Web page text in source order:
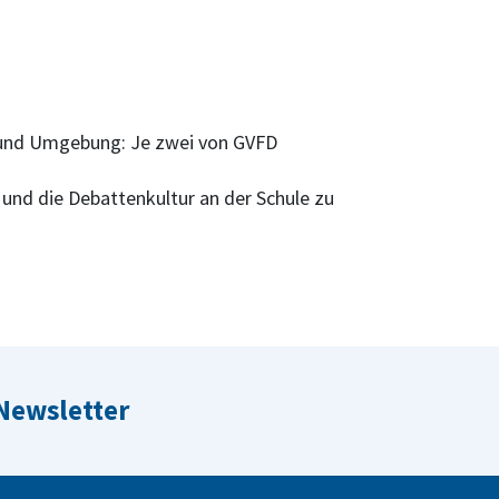
Umgebung: Je zwei von GVFD
die Debattenkultur an der Schule zu